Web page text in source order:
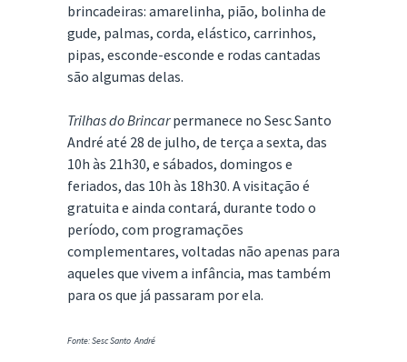
brincadeiras: amarelinha, pião, bolinha de
gude, palmas, corda, elástico, carrinhos,
pipas, esconde-esconde e rodas cantadas
são algumas delas.
Trilhas do Brincarpermanece no Sesc Santo
André até 28 de julho, de terça a sexta, das
10h às 21h30, e sábados, domingos e
feriados, das 10h às 18h30. A visitação é
gratuita e ainda contará, durante todo o
período, com programações
complementares, voltadas não apenas para
aqueles que vivem a infância, mas também
para os que já passaram por ela.
Fonte: Sesc Santo André